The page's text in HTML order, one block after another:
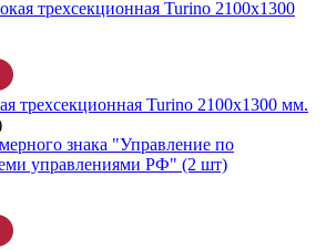
трехсекционная Turino 2100х1300 мм.